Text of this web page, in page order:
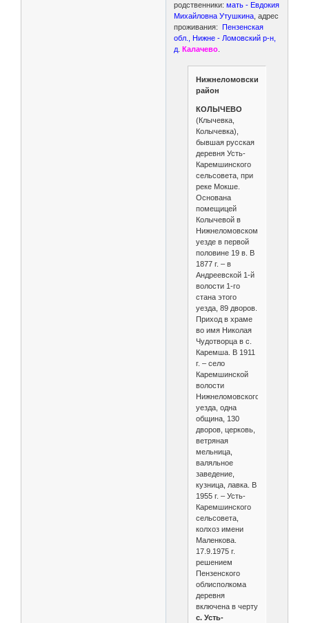
родственники:мать - Евдокия
Михайловна Утушкина , адрес
проживания:
Пензенская
обл., Нижне - Ломовский р-н,
д
Калачево
Нижнеломовский
район
КОЛЫЧЕВО
(Клычевка,
Колычевка),
бывшая русская
деревня Усть-
Каремшинского
сельсовета, при
реке Мокше.
Основана
помещицей
Колычевой в
Нижнеломовском
уезде в первой
половине 19 в. В
1877 г. – в
Андреевской 1-й
волости 1-го
стана этого
уезда, 89 дворов.
Приход в храме
во имя Николая
Чудотворца в с.
Каремша. В 1911
г. – село
Каремшинской
волости
Нижнеломовского
уезда, одна
община, 130
дворов, церковь,
ветряная
мельница,
валяльное
заведение,
кузница, лавка. В
1955 г. – Усть-
Каремшинского
сельсовета,
колхоз имени
Маленкова.
17.9.1975 г.
решением
Пензенского
облисполкома
деревня
включена в черту
с. Усть-